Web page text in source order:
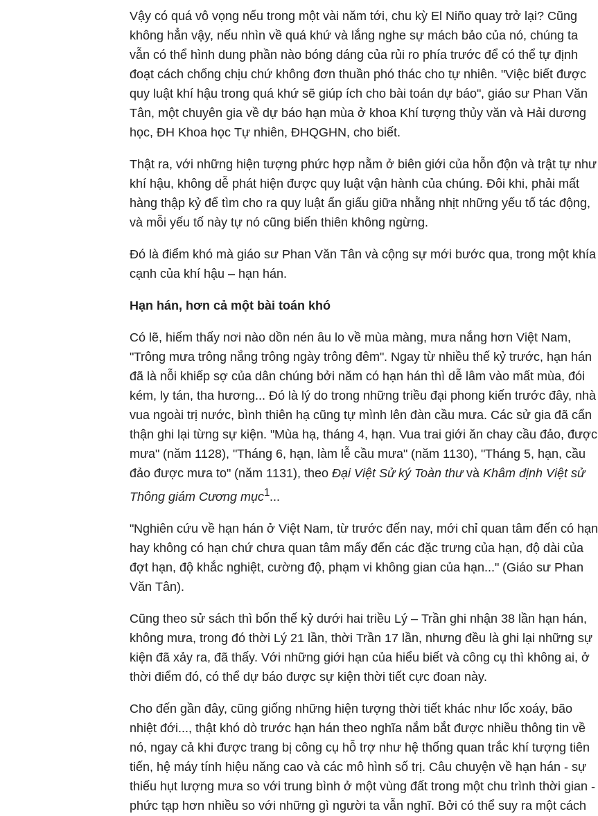
Vậy có quá vô vọng nếu trong một vài năm tới, chu kỳ El Niño quay trở lại? Cũng
không hẳn vậy, nếu nhìn về quá khứ và lắng nghe sự mách bảo của nó, chúng ta
vẫn có thể hình dung phần nào bóng dáng của rủi ro phía trước để có thể tự định
đoạt cách chống chịu chứ không đơn thuần phó thác cho tự nhiên. "Việc biết được
quy luật khí hậu trong quá khứ sẽ giúp ích cho bài toán dự báo", giáo sư Phan Văn
Tân, một chuyên gia về dự báo hạn mùa ở khoa Khí tượng thủy văn và Hải dương
học, ĐH Khoa học Tự nhiên, ĐHQGHN, cho biết.
Thật ra, với những hiện tượng phức hợp nằm ở biên giới của hỗn độn và trật tự như
khí hậu, không dễ phát hiện được quy luật vận hành của chúng. Đôi khi, phải mất
hàng thập kỷ để tìm cho ra quy luật ẩn giấu giữa nhằng nhịt những yếu tố tác động,
và mỗi yếu tố này tự nó cũng biến thiên không ngừng.
Đó là điểm khó mà giáo sư Phan Văn Tân và cộng sự mới bước qua, trong một khía
cạnh của khí hậu – hạn hán.
Hạn hán, hơn cả một bài toán khó
Có lẽ, hiếm thấy nơi nào dồn nén âu lo về mùa màng, mưa nắng hơn Việt Nam,
"Trông mưa trông nắng trông ngày trông đêm". Ngay từ nhiều thế kỷ trước, hạn hán
đã là nỗi khiếp sợ của dân chúng bởi năm có hạn hán thì dễ lâm vào mất mùa, đói
kém, ly tán, tha hương... Đó là lý do trong những triều đại phong kiến trước đây, nhà
vua ngoài trị nước, bình thiên hạ cũng tự mình lên đàn cầu mưa. Các sử gia đã cẩn
thận ghi lại từng sự kiện. "Mùa hạ, tháng 4, hạn. Vua trai giới ăn chay cầu đảo, được
mưa" (năm 1128), "Tháng 6, hạn, làm lễ cầu mưa" (năm 1130), "Tháng 5, hạn, cầu
đảo được mưa to" (năm 1131), theo Đại Việt Sử ký Toàn thưvà Khâm định Việt sử
Thông giám Cương mục1...
"Nghiên cứu về hạn hán ở Việt Nam, từ trước đến nay, mới chỉ quan tâm đến có hạn
hay không có hạn chứ chưa quan tâm mấy đến các đặc trưng của hạn, độ dài của
đợt hạn, độ khắc nghiệt, cường độ, phạm vi không gian của hạn..." (Giáo sư Phan
Văn Tân).
Cũng theo sử sách thì bốn thế kỷ dưới hai triều Lý – Trần ghi nhận 38 lần hạn hán,
không mưa, trong đó thời Lý 21 lần, thời Trần 17 lần, nhưng đều là ghi lại những sự
kiện đã xảy ra, đã thấy. Với những giới hạn của hiểu biết và công cụ thì không ai, ở
thời điểm đó, có thể dự báo được sự kiện thời tiết cực đoan này.
Cho đến gần đây, cũng giống những hiện tượng thời tiết khác như lốc xoáy, bão
nhiệt đới..., thật khó dò trước hạn hán theo nghĩa nắm bắt được nhiều thông tin về
nó, ngay cả khi được trang bị công cụ hỗ trợ như hệ thống quan trắc khí tượng tiên
tiến, hệ máy tính hiệu năng cao và các mô hình số trị. Câu chuyện về hạn hán - sự
thiếu hụt lượng mưa so với trung bình ở một vùng đất trong một chu trình thời gian -
phức tạp hơn nhiều so với những gì người ta vẫn nghĩ. Bởi có thể suy ra một cách